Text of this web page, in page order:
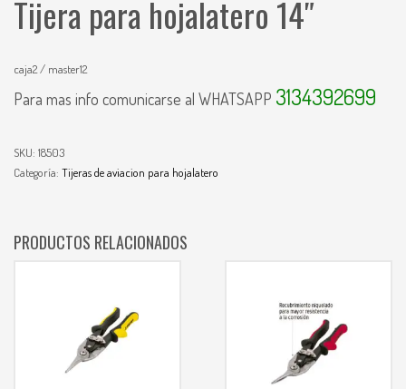
Tijera para hojalatero 14″
caja2 / master12
Para mas info comunicarse al WHATSAPP 3134392699
SKU: 18503
Categoría: Tijeras de aviacion para hojalatero
PRODUCTOS RELACIONADOS